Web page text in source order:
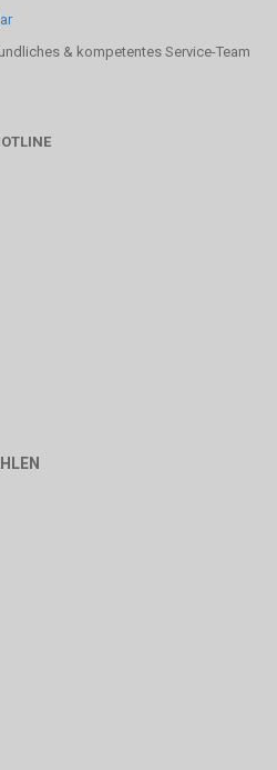
& kompetentes Service-Team